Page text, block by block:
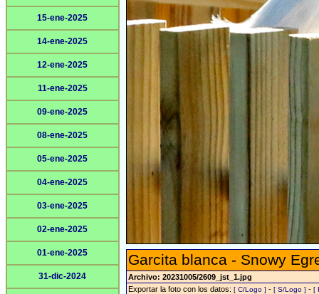
15-ene-2025
14-ene-2025
12-ene-2025
11-ene-2025
09-ene-2025
08-ene-2025
05-ene-2025
04-ene-2025
03-ene-2025
02-ene-2025
01-ene-2025
31-dic-2024
Garcita blanca - Snowy
Archivo: 20231005/2609_jst_1.jpg
Exportar la foto con los datos: [ C/Logo ] - [ S/Logo ] - [